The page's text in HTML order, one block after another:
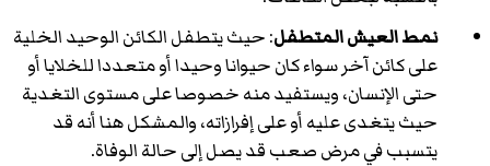
نمط العيش المتطفل: حيث يتطفل الكائن الوحيد الخلية
على كائن آخر سواء كان حيوانا وحيدا أو متعددا للخلايا أو
حتى الإنسان، ويستفيد منه خصوصا على مستوى التغدية
حيث يتغدى عليه أو على إفرازاته، والمشكل هنا أنه قد
يتسبب في مرض صعب قد يصل إلى حالة الوفاة.